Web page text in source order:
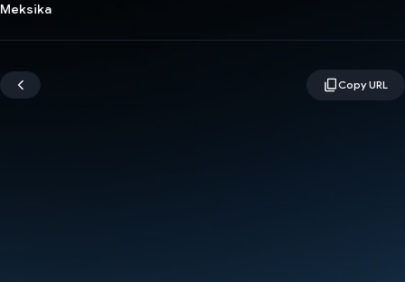
Meksika